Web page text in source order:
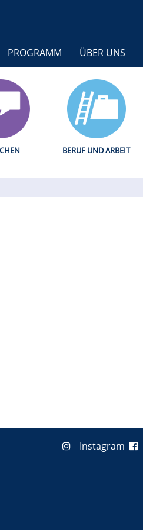
PROGRAMM ÜBER UNS
BERUF UND ARBEIT
Instagram